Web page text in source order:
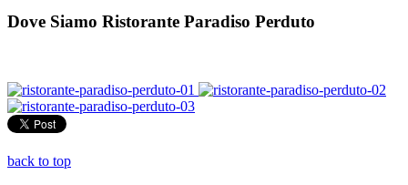
Dove Siamo Ristorante Paradiso Perduto
back to top